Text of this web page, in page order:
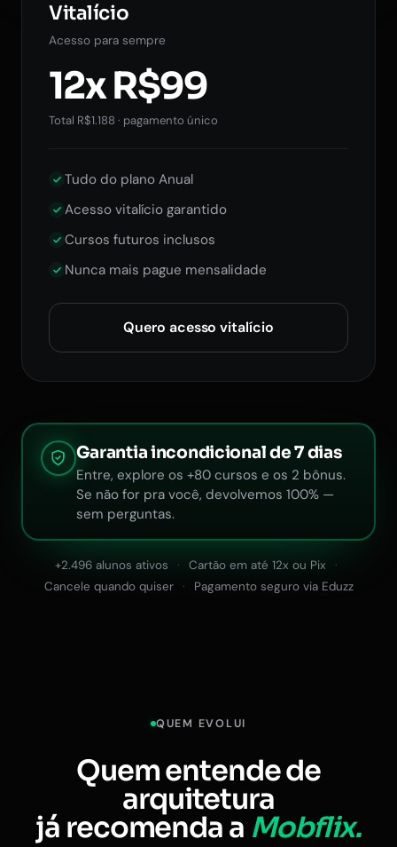
QUEM EVOLUI
Quem entende de
arquitetura
já recomenda a Mobflix.
Vitalício
Acesso para sempre
12x R$99
Total R$1.188 · pagamento único
Tudo do plano Anual
Acesso vitalício garantido
Cursos futuros inclusos
Nunca mais pague mensalidade
Quero acesso vitalício
Garantia incondicional de 7 dias
Entre, explore os +80 cursos e os 2 bônus.
Se não for pra você, devolvemos 100% —
sem perguntas.
+2.496 alunos ativos
Cartão em até 12x ou Pix
Cancele quando quiser
Pagamento seguro via Eduzz